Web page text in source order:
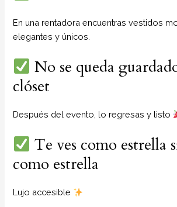
En una rentadora encuentras vestidos
elegantes y únicos.
No se queda
clóset
Después del evento, lo regresas y listo
Te ves como estrella
como estrella
Lujo accesible